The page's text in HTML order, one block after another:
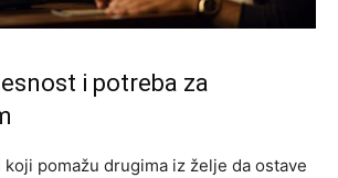
i potreba za
pomažu drugima iz želje da ostave